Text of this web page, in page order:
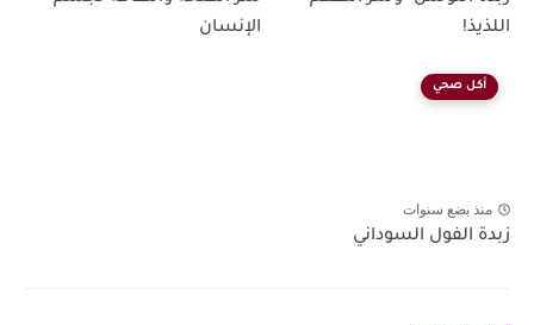
اللذيذ!
الإنسان
أكل صحي
منذ بضع سنوات
زبدة الفول السوداني